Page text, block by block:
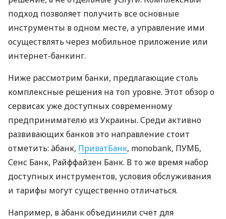
подход позволяет получить все основные
инструменты в одном месте, а управление ими
осуществлять через мобильное приложение или
интернет-банкинг.
Ниже рассмотрим банки, предлагающие столь
комплексные решения на топ уровне. Этот обзор о
сервисах уже доступных современному
предпринимателю из Украины. Среди активно
развивающих банков это направление стоит
отметить: àбанк, ПриватБанк, monobank, ПУМБ,
Сенс Банк, Райффайзен Банк. В то же время набор
доступных инструментов, условия обслуживания
и тарифы могут существенно отличаться.
Например, в àбанк объединили счет для